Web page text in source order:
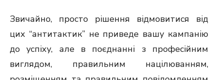
Звичайно, просто рішення відмовитися від
цих “антитактик” не приведе вашу кампанію
до успіху, але в поєднанні з професійним
виглядом, правильним націлюванням,